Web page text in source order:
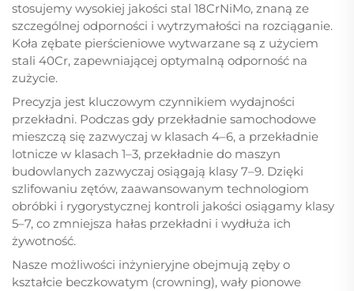
stosujemy wysokiej jakości stal 18CrNiMo, znaną ze
szczególnej odporności i wytrzymałości na rozciąganie.
Koła zębate pierścieniowe wytwarzane są z użyciem
stali 40Cr, zapewniającej optymalną odporność na
zużycie.
Precyzja jest kluczowym czynnikiem wydajności
przekładni. Podczas gdy przekładnie samochodowe
mieszczą się zazwyczaj w klasach 4–6, a przekładnie
lotnicze w klasach 1–3, przekładnie do maszyn
budowlanych zazwyczaj osiągają klasy 7–9. Dzięki
szlifowaniu zętów, zaawansowanym technologiom
obróbki i rygorystycznej kontroli jakości osiągamy klasy
5–7, co zmniejsza hałas przekładni i wydłuża ich
żywotność.
Nasze możliwości inżynieryjne obejmują zęby o
kształcie beczkowatym (crowning), wały pionowe